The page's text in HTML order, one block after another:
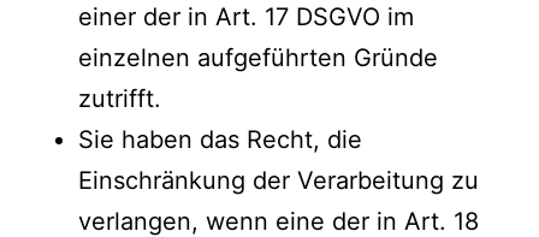
einer der in Art. 17 DSGVO im
einzelnen aufgeführten Gründe
zutrifft.
Sie haben das Recht, die
Einschränkung der Verarbeitung zu
verlangen, wenn eine der in Art. 18